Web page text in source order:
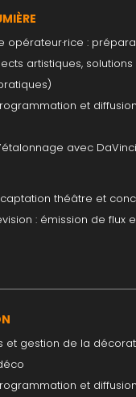
opérateur·rice :
artistiques,
et
avec
théâtre et
: émission de flux
et gestion de la
et